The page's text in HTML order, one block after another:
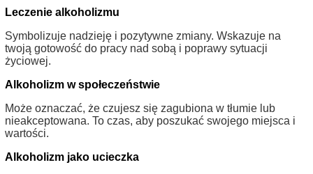
Leczenie alkoholizmu
Symbolizuje nadzieję i pozytywne zmiany. Wskazuje na
twoją gotowość do pracy nad sobą i poprawy sytuacji
życiowej.
Alkoholizm w społeczeństwie
Może oznaczać, że czujesz się zagubiona w tłumie lub
nieakceptowana. To czas, aby poszukać swojego miejsca i
wartości.
Alkoholizm jako ucieczka